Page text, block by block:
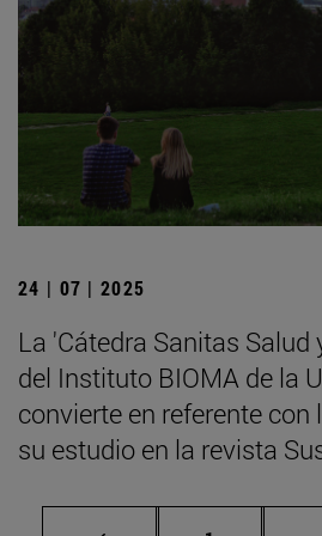
24 | 07 | 2025
La 'Cátedra Sanitas
del Instituto BIOMA de la
convierte en referente
su estudio en la revista